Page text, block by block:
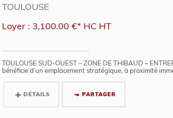
TOULOUSE
Loyer : 3,100.00 €* HC HT
TOULOUSE SUD-OUEST – ZONE DE THIBAUD –
bénéficie d’un emplacement stratégique, à proximité
DÉTAILS PARTAGER